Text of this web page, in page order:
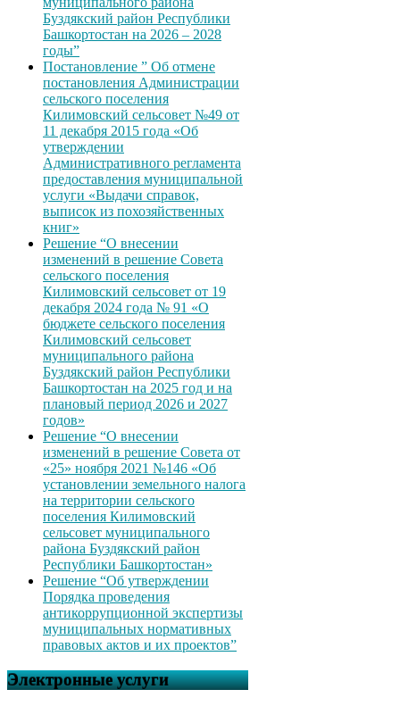
Буздякский район Республики
Башкортостан на 2026 – 2028
годы”
Постановление ” Об отмене
постановления Администрации
сельского поселения
Килимовский сельсовет №49 от
11 декабря 2015 года «Об
утверждении
Административного регламента
предоставления муниципальной
услуги «Выдачи справок,
выписок из похозяйственных
книг»
Решение “О внесении
изменений в решение Совета
сельского поселения
Килимовский сельсовет от 19
декабря 2024 года № 91 «О
бюджете сельского поселения
Килимовский сельсовет
муниципального района
Буздякский район Республики
Башкортостан на 2025 год и на
плановый период 2026 и 2027
годов»
Решение “О внесении
изменений в решение Совета от
«25» ноября 2021 №146 «Об
установлении земельного налога
на территории сельского
поселения Килимовский
сельсовет муниципального
района Буздякский район
Республики Башкортостан»
Решение “Об утверждении
Порядка проведения
антикоррупционной экспертизы
муниципальных нормативных
правовых актов и их проектов”
Электронные услуги